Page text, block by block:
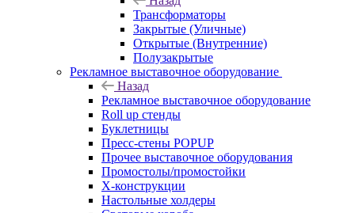
Трансформаторы
Закрытые (Уличные)
Открытые (Внутренние)
Полузакрытые
Рекламное выставочное оборудование
Назад
Рекламное выставочное оборудование
Roll up стенды
Буклетницы
Пресс-стены POPUP
Прочее выставочное оборудования
Промостолы/промостойки
Х-конструкции
Настольные холдеры